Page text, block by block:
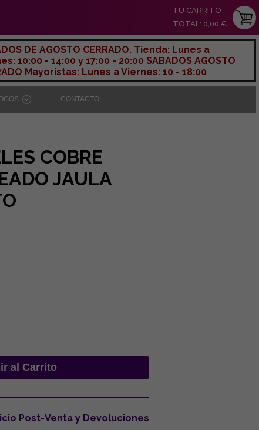
TU CARRITO
TOTAL: 0,00 €
DE AGOSTO CERRADO. Tienda: Lunes a
10:00 - 14:00 y 17:00 - 20:00 SABADOS AGOSTO
Mayoristas: Lunes a Viernes: 10 - 18:00
CONTACTO
COBRE
JAULA
Post-Venta y Devoluciones